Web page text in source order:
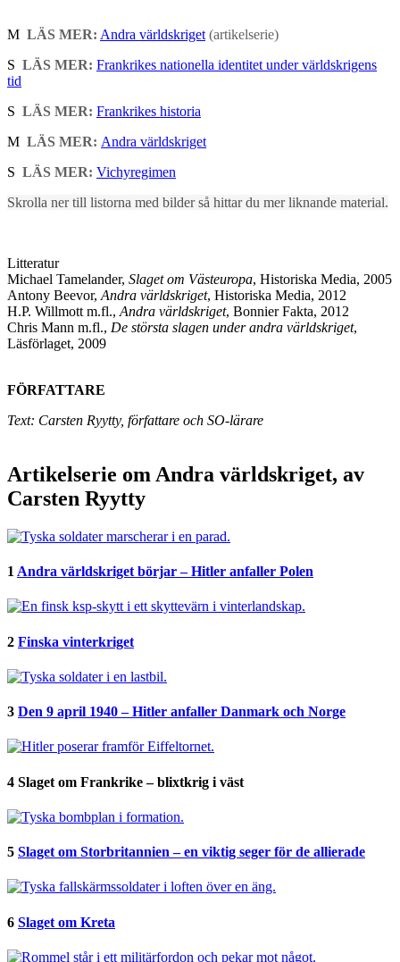
M LÄS MER: Andra världskriget (artikelserie)
S LÄS MER: Frankrikes nationella identitet under världskrigens
tid
S LÄS MER: Frankrikes historia
M LÄS MER: Andra världskriget
S LÄS MER: Vichyregimen
Skrolla ner till listorna med bilder så hittar du mer liknande material.
Litteratur
Michael Tamelander, Slaget om Västeuropa, Historiska Media, 2005
Antony Beevor, Andra världskriget, Historiska Media, 2012
H.P. Willmott m.fl., Andra världskriget, Bonnier Fakta, 2012
Chris Mann m.fl., De största slagen under andra världskriget,
Läsförlaget, 2009
FÖRFATTARE
Text: Carsten Ryytty, författare och SO-lärare
Artikelserie om Andra världskriget, av
Carsten Ryytty
1 Andra världskriget börjar – Hitler anfaller Polen
2 Finska vinterkriget
3 Den 9 april 1940 – Hitler anfaller Danmark och Norge
4 Slaget om Frankrike – blixtkrig i väst
5 Slaget om Storbritannien – en viktig seger för de allierade
6 Slaget om Kreta